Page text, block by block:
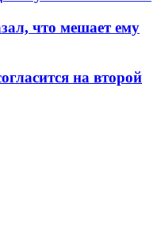
что мешает ему
на второй